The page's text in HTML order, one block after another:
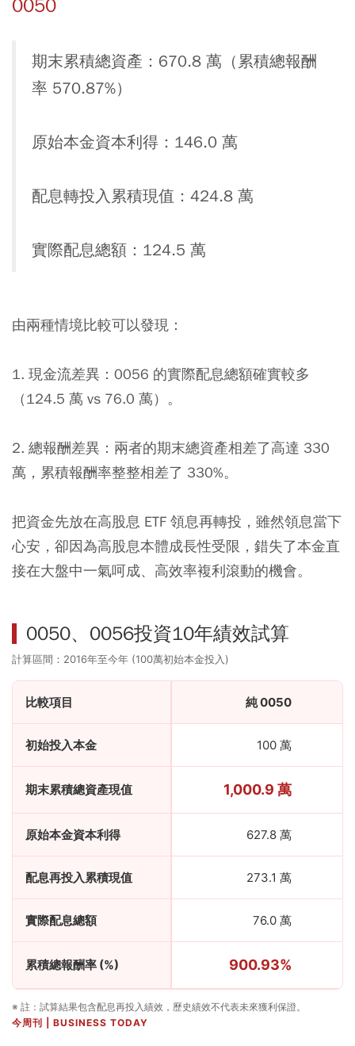
0050
期末累積總資產：670.8 萬（累積總報酬
率 570.87%）
原始本金資本利得：146.0 萬
配息轉投入累積現值：424.8 萬
實際配息總額：124.5 萬
由兩種情境比較可以發現：
1. 現金流差異：0056 的實際配息總額確實較多
（124.5 萬 vs 76.0 萬）。
2. 總報酬差異：兩者的期末總資產相差了高達 330
萬，累積報酬率整整相差了 330%。
把資金先放在高股息 ETF 領息再轉投，雖然領息當下
心安，卻因為高股息本體成長性受限，錯失了本金直
接在大盤中一氣呵成、高效率複利滾動的機會。
0050、0056投資10年績效試算
計算區間：2016年至今年 (100萬初始本金投入)
比較項目 純 0050
初始投入本金 100 萬
期末累積總資產現值 1,000.9 萬
原始本金資本利得 627.8 萬
配息再投入累積現值 273.1 萬
實際配息總額 76.0 萬
累積總報酬率 (%) 900.93%
※ 註：試算結果包含配息再投入績效，歷史績效不代表未來獲利保證。
今周刊 | BUSINESS TODAY